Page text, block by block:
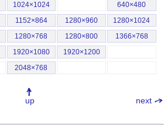
1024×1024 640×480
1152×864 1280×960 1280×1024
1280×768 1280×800 1366×768
1920×1080 1920×1200
2048×768
next
up